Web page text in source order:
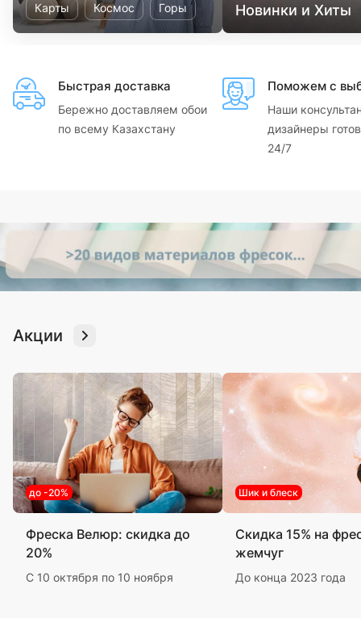
Карты Космос Горы Новинки и Хиты
Быстрая доставка
Бережно доставляем обои
по всему Казахстану
Поможем с
Наши
дизайнеры
24/7
Акции
до -20%
Фреска Велюр: скидка до
20%
С 10 октября по 10 ноября
Шик и блеск
Скидка 15% на
жемчуг
До конца 2023 года